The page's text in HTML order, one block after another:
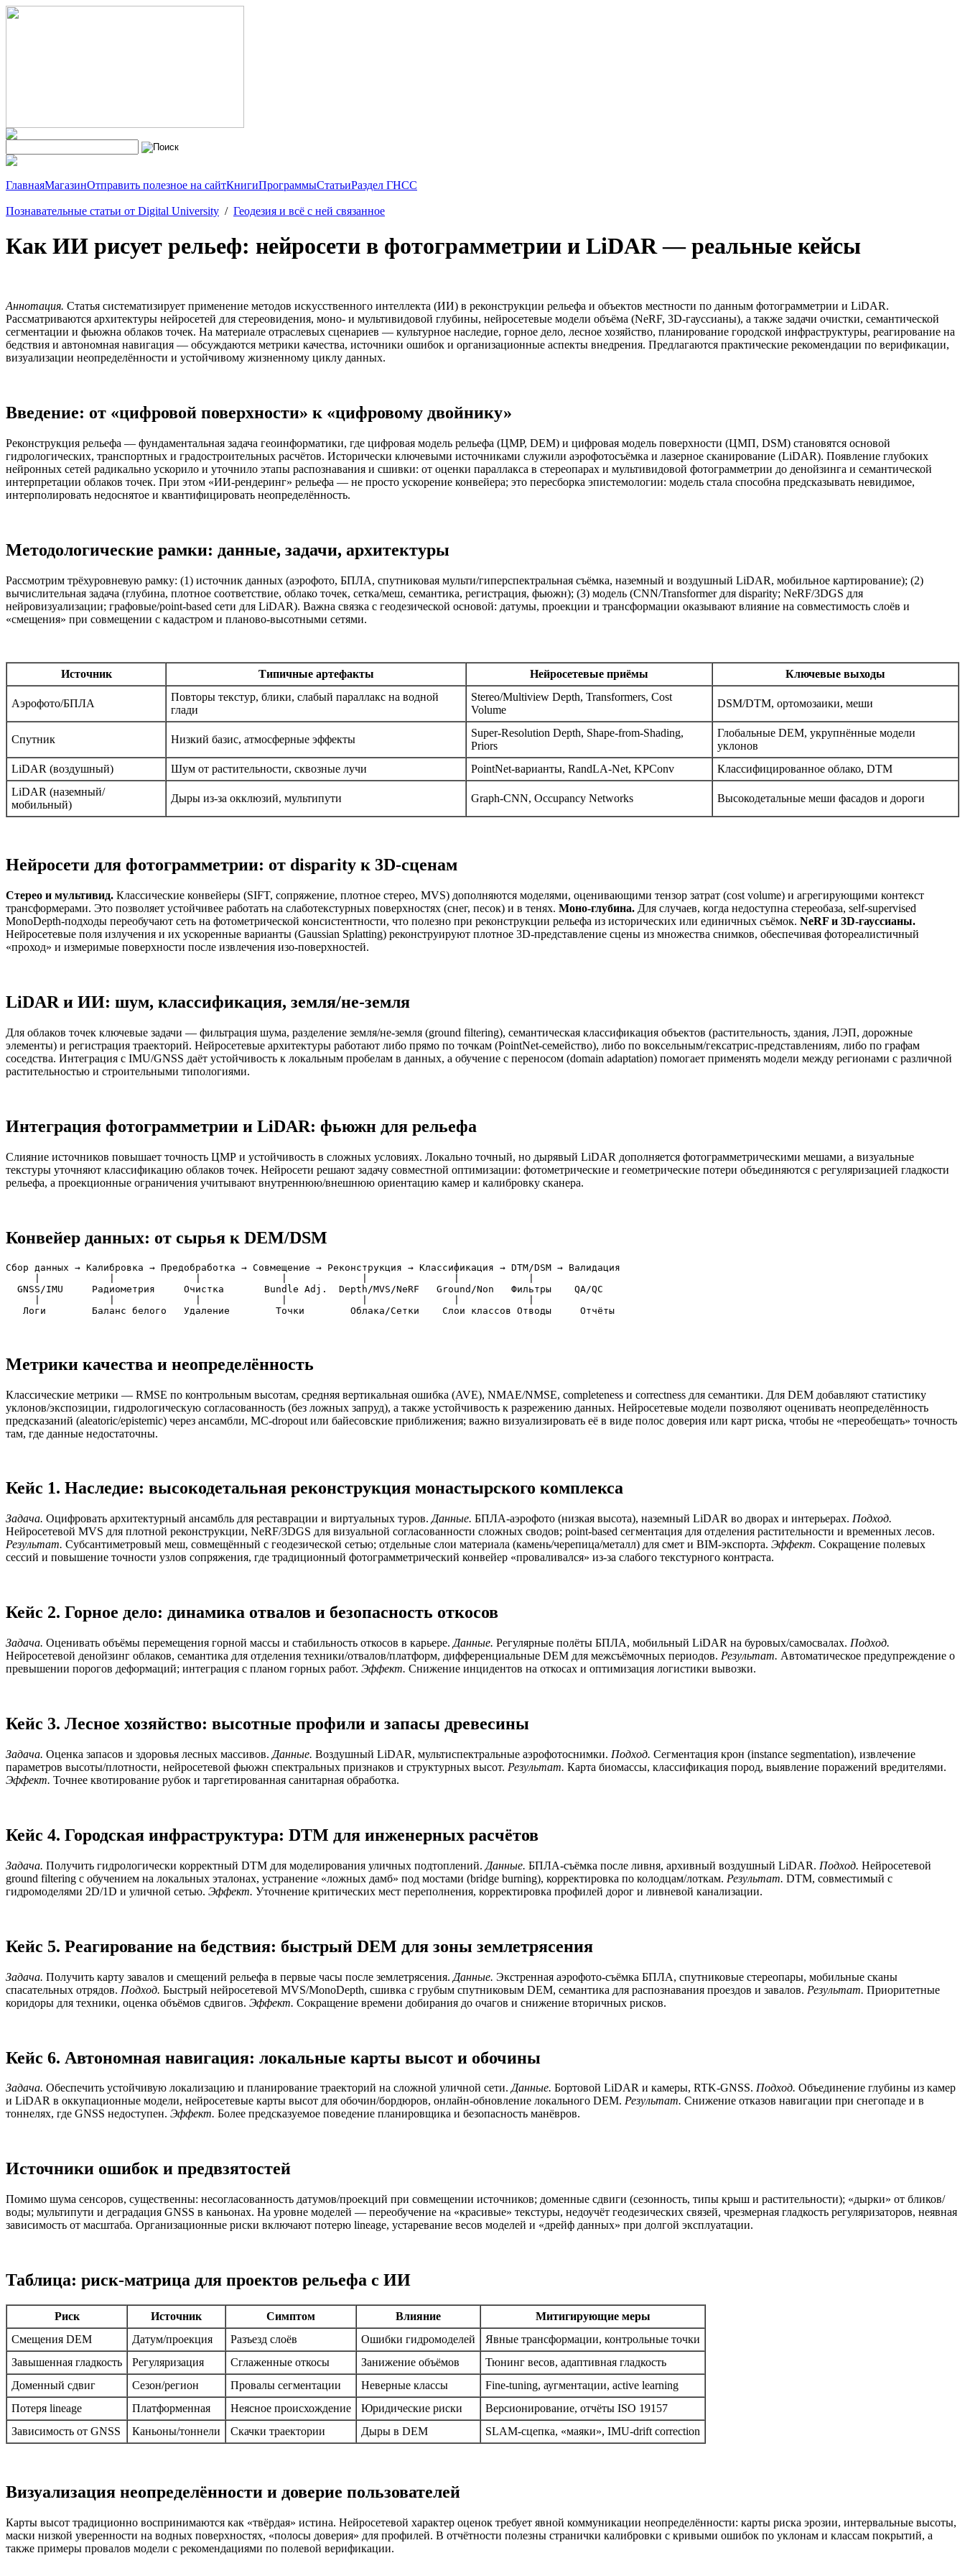
ГлавнаяМагазинОтправить полезное на сайтКнигиПрограммыСтатьиРаздел ГНСС
Познавательные статьи от Digital University / Геодезия и всё с ней связанное
Как ИИ рисует рельеф: нейросети в фотограмметрии и LiDAR — реальные кейсы
Аннотация. Статья систематизирует применение методов искусственного интеллекта (ИИ) в реконструкции рельефа и объектов местности по данным фотограмметрии и LiDAR.
Рассматриваются архитектуры нейросетей для стереовидения, моно‑ и мультивидовой глубины, нейросетевые модели объёма (NeRF, 3D‑гауссианы), а также задачи очистки, семантической
сегментации и фьюжна облаков точек. На материале отраслевых сценариев — культурное наследие, горное дело, лесное хозяйство, планирование городской инфраструктуры, реагирование на
бедствия и автономная навигация — обсуждаются метрики качества, источники ошибок и организационные аспекты внедрения. Предлагаются практические рекомендации по верификации,
визуализации неопределённости и устойчивому жизненному циклу данных.
Введение: от «цифровой поверхности» к «цифровому двойнику»
Реконструкция рельефа — фундаментальная задача геоинформатики, где цифровая модель рельефа (ЦМР, DEM) и цифровая модель поверхности (ЦМП, DSM) становятся основой
гидрологических, транспортных и градостроительных расчётов. Исторически ключевыми источниками служили аэрофотосъёмка и лазерное сканирование (LiDAR). Появление глубоких
нейронных сетей радикально ускорило и уточнило этапы распознавания и сшивки: от оценки параллакса в стереопарах и мультивидовой фотограмметрии до денойзинга и семантической
интерпретации облаков точек. При этом «ИИ‑рендеринг» рельефа — не просто ускорение конвейера; это пересборка эпистемологии: модель стала способна предсказывать невидимое,
интерполировать недоснятое и квантифицировать неопределённость.
Методологические рамки: данные, задачи, архитектуры
Рассмотрим трёхуровневую рамку: (1) источник данных (аэрофото, БПЛА, спутниковая мульти/гиперспектральная съёмка, наземный и воздушный LiDAR, мобильное картирование); (2)
вычислительная задача (глубина, плотное соответствие, облако точек, сетка/меш, семантика, регистрация, фьюжн); (3) модель (CNN/Transformer для disparity; NeRF/3DGS для
нейровизуализации; графовые/point‑based сети для LiDAR). Важна связка с геодезической основой: датумы, проекции и трансформации оказывают влияние на совместимость слоёв и
«смещения» при совмещении с кадастром и планово‑высотными сетями.
Источник Типичные артефакты Нейросетевые приёмы Ключевые выходы
Аэрофото/БПЛА
Повторы текстур, блики, слабый параллакс на водной
глади
Stereo/Multiview Depth, Transformers, Cost
Volume
DSM/DTM, ортомозаики, меши
Спутник Низкий базис, атмосферные эффекты
Super‑Resolution Depth, Shape‑from‑Shading,
Priors
Глобальные DEM, укрупнённые модели
уклонов
LiDAR (воздушный)
Шум от растительности, сквозные лучи PointNet‑варианты, RandLA‑Net, KPConv
Классифицированное облако, DTM
LiDAR (наземный/
мобильный)
Дыры из‑за окклюзий, мультипути Graph‑CNN, Occupancy Networks Высокодетальные меши фасадов и дороги
Нейросети для фотограмметрии: от disparity к 3D‑сценам
Стерео и мультивид. Классические конвейеры (SIFT, сопряжение, плотное стерео, MVS) дополняются моделями, оценивающими тензор затрат (cost volume) и агрегирующими контекст
трансформерами. Это позволяет устойчивее работать на слаботекстурных поверхностях (снег, песок) и в тенях. Моно‑глубина. Для случаев, когда недоступна стереобаза, self‑supervised
MonoDepth‑подходы переобучают сеть на фотометрической консистентности, что полезно при реконструкции рельефа из исторических или единичных съёмок. NeRF и 3D‑гауссианы.
Нейросетевые поля излучения и их ускоренные варианты (Gaussian Splatting) реконструируют плотное 3D‑представление сцены из множества снимков, обеспечивая фотореалистичный
«проход» и измеримые поверхности после извлечения изо‑поверхностей.
LiDAR и ИИ: шум, классификация, земля/не‑земля
Для облаков точек ключевые задачи — фильтрация шума, разделение земля/не‑земля (ground filtering), семантическая классификация объектов (растительность, здания, ЛЭП, дорожные
элементы) и регистрация траекторий. Нейросетевые архитектуры работают либо прямо по точкам (PointNet‑семейство), либо по воксельным/гексатрис‑представлениям, либо по графам
соседства. Интеграция с IMU/GNSS даёт устойчивость к локальным пробелам в данных, а обучение с переносом (domain adaptation) помогает применять модели между регионами с различной
растительностью и строительными типологиями.
Интеграция фотограмметрии и LiDAR: фьюжн для рельефа
Слияние источников повышает точность ЦМР и устойчивость в сложных условиях. Локально точный, но дырявый LiDAR дополняется фотограмметрическими мешами, а визуальные
текстуры уточняют классификацию облаков точек. Нейросети решают задачу совместной оптимизации: фотометрические и геометрические потери объединяются с регуляризацией гладкости
рельефа, а проекционные ограничения учитывают внутреннюю/внешнюю ориентацию камер и калибровку сканера.
Конвейер данных: от сырья к DEM/DSM
Сбор данных → Калибровка → Предобработка → Совмещение → Реконструкция → Классификация → DTM/DSM → Валидация
  GNSS/IMU     Радиометрия     Очистка       Bundle Adj.  Depth/MVS/NeRF   Ground/Non   Фильтры    QA/QC
Метрики качества и неопределённость
Классические метрики — RMSE по контрольным высотам, средняя вертикальная ошибка (AVE), NMAE/NMSE, completeness и correctness для семантики. Для DEM добавляют статистику
уклонов/экспозиции, гидрологическую согласованность (без ложных запруд), а также устойчивость к разрежению данных. Нейросетевые модели позволяют оценивать неопределённость
предсказаний (aleatoric/epistemic) через ансамбли, MC‑dropout или байесовские приближения; важно визуализировать её в виде полос доверия или карт риска, чтобы не «переобещать» точность
там, где данные недостаточны.
Кейс 1. Наследие: высокодетальная реконструкция монастырского комплекса
Задача. Оцифровать архитектурный ансамбль для реставрации и виртуальных туров. Данные. БПЛА‑аэрофото (низкая высота), наземный LiDAR во дворах и интерьерах. Подход.
Нейросетевой MVS для плотной реконструкции, NeRF/3DGS для визуальной согласованности сложных сводов; point‑based сегментация для отделения растительности и временных лесов.
Результат. Субсантиметровый меш, совмещённый с геодезической сетью; отдельные слои материала (камень/черепица/металл) для смет и BIM‑экспорта. Эффект. Сокращение полевых
сессий и повышение точности узлов сопряжения, где традиционный фотограмметрический конвейер «проваливался» из‑за слабого текстурного контраста.
Кейс 2. Горное дело: динамика отвалов и безопасность откосов
Задача. Оценивать объёмы перемещения горной массы и стабильность откосов в карьере. Данные. Регулярные полёты БПЛА, мобильный LiDAR на буровых/самосвалах. Подход.
Нейросетевой денойзинг облаков, семантика для отделения техники/отвалов/платформ, дифференциальные DEM для межсъёмочных периодов. Результат. Автоматическое предупреждение о
превышении порогов деформаций; интеграция с планом горных работ. Эффект. Снижение инцидентов на откосах и оптимизация логистики вывозки.
Кейс 3. Лесное хозяйство: высотные профили и запасы древесины
Задача. Оценка запасов и здоровья лесных массивов. Данные. Воздушный LiDAR, мультиспектральные аэрофотоснимки. Подход. Сегментация крон (instance segmentation), извлечение
параметров высоты/плотности, нейросетевой фьюжн спектральных признаков и структурных высот. Результат. Карта биомассы, классификация пород, выявление поражений вредителями.
Эффект. Точнее квотирование рубок и таргетированная санитарная обработка.
Кейс 4. Городская инфраструктура: DTM для инженерных расчётов
Задача. Получить гидрологически корректный DTM для моделирования уличных подтоплений. Данные. БПЛА‑съёмка после ливня, архивный воздушный LiDAR. Подход. Нейросетевой
ground filtering с обучением на локальных эталонах, устранение «ложных дамб» под мостами (bridge burning), корректировка по колодцам/лоткам. Результат. DTM, совместимый с
гидромоделями 2D/1D и уличной сетью. Эффект. Уточнение критических мест переполнения, корректировка профилей дорог и ливневой канализации.
Кейс 5. Реагирование на бедствия: быстрый DEM для зоны землетрясения
Задача. Получить карту завалов и смещений рельефа в первые часы после землетрясения. Данные. Экстренная аэрофото‑съёмка БПЛА, спутниковые стереопары, мобильные сканы
спасательных отрядов. Подход. Быстрый нейросетевой MVS/MonoDepth, сшивка с грубым спутниковым DEM, семантика для распознавания проездов и завалов. Результат. Приоритетные
коридоры для техники, оценка объёмов сдвигов. Эффект. Сокращение времени добирания до очагов и снижение вторичных рисков.
Кейс 6. Автономная навигация: локальные карты высот и обочины
Задача. Обеспечить устойчивую локализацию и планирование траекторий на сложной уличной сети.Данные. Бортовой LiDAR и камеры, RTK‑GNSS. Подход. Объединение глубины из камер
и LiDAR в оккупационные модели, нейросетевые карты высот для обочин/бордюров, онлайн‑обновление локального DEM. Результат. Снижение отказов навигации при снегопаде и в
тоннелях, где GNSS недоступен. Эффект. Более предсказуемое поведение планировщика и безопасность манёвров.
Источники ошибок и предвзятостей
Помимо шума сенсоров, существенны: несогласованность датумов/проекций при совмещении источников; доменные сдвиги (сезонность, типы крыш и растительности); «дырки» от бликов/
воды; мультипути и деградация GNSS в каньонах. На уровне моделей — переобучение на «красивые» текстуры, недоучёт геодезических связей, чрезмерная гладкость регуляризаторов, неявная
зависимость от масштаба. Организационные риски включают потерю lineage, устаревание весов моделей и «дрейф данных» при долгой эксплуатации.
Таблица: риск‑матрица для проектов рельефа с ИИ
Риск Источник Симптом Влияние
Митигирующие меры
Смещения DEM
Датум/проекция Разъезд слоёв Ошибки гидромоделей
Явные трансформации, контрольные точки
Завышенная гладкость
Регуляризация Сглаженные откосы Занижение объёмов
Тюнинг весов, адаптивная гладкость
Доменный сдвиг
Сезон/регион Провалы сегментации Неверные классы
Fine‑tuning, аугментации, active learning
Потеря lineage
Платформенная Неясное происхождение Юридические риски
Версионирование, отчёты ISO 19157
Зависимость от GNSS
Каньоны/тоннели Скачки траектории Дыры в DEM SLAM‑сцепка, «маяки», IMU‑drift correction
Визуализация неопределённости и доверие пользователей
Карты высот традиционно воспринимаются как «твёрдая» истина. Нейросетевой характер оценок требует явной коммуникации неопределённости: карты риска эрозии, интервальные высоты,
маски низкой уверенности на водных поверхностях, «полосы доверия» для профилей. В отчётности полезны странички калибровки с кривыми ошибок по уклонам и классам покрытий, а
также примеры провалов модели с рекомендациями по полевой верификации.